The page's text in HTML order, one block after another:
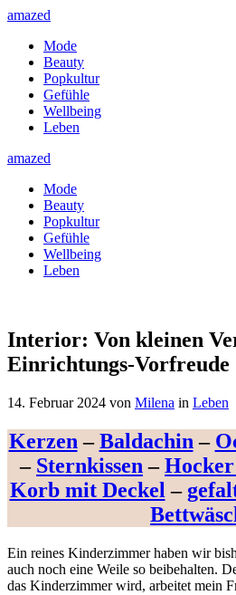
amazed
Mode
Beauty
Popkultur
Gefühle
Wellbeing
Leben
amazed
Mode
Beauty
Popkultur
Gefühle
Wellbeing
Leben
Interior: Von kleinen
Einrichtungs-Vorfreude
14. Februar 2024 von Milena in Leben
Kerzen –Baldachin –
– Sternkissen –
Korb mit Deckel –
Ein reines Kinderzimmer haben wir
auch noch eine Weile so beibehalten.
das Kinderzimmer wird, arbeitet mein